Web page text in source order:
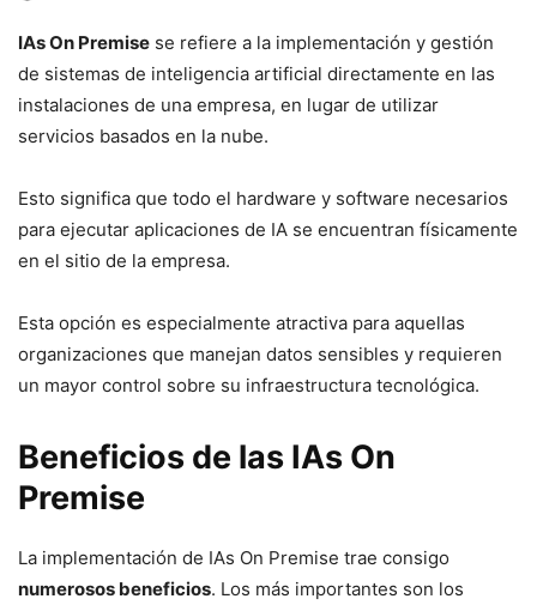
IAs On Premise se refiere a la implementación y gestión
de sistemas de inteligencia artificial directamente en las
instalaciones de una empresa, en lugar de utilizar
servicios basados en la nube.
Esto significa que todo el hardware y software necesarios
para ejecutar aplicaciones de IA se encuentran físicamente
en el sitio de la empresa.
Esta opción es especialmente atractiva para aquellas
organizaciones que manejan datos sensibles y requieren
un mayor control sobre su infraestructura tecnológica.
Beneficios de las IAs On
Premise
La implementación de IAs On Premise trae consigo
numerosos beneficios. Los más importantes son los